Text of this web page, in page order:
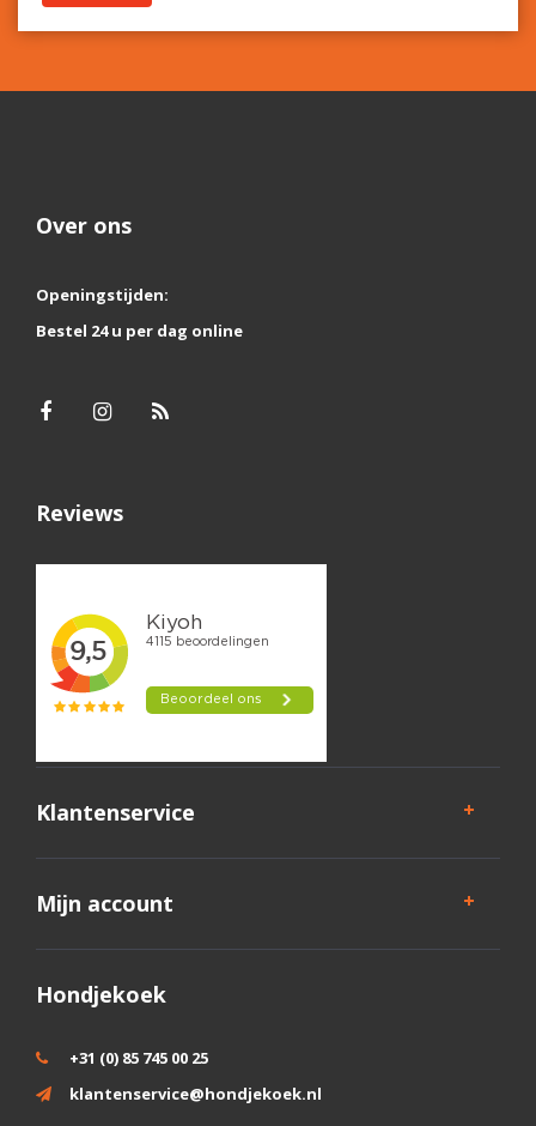
Over ons
Openingstijden:
Bestel 24 u per dag online
Reviews
Klantenservice
Mijn account
Hondjekoek
+31 (0) 85 745 00 25
klantenservice@hondjekoek.nl